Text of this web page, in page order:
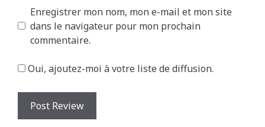
Enregistrer mon nom, mon e-mail et mon site
dans le navigateur pour mon prochain
commentaire.
Oui, ajoutez-moi à votre liste de diffusion.